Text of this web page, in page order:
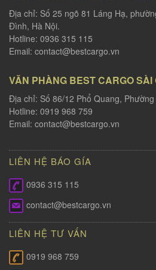
Địa chỉ: Số 25 ngõ 81 Láng Hạ,
Đình, Hà Nội.
Hotline: 0936 315 115
Email: contact@bestcargo.vn
VĂN PHÀNG BEST CARGO SÀI
Địa chỉ: Số 86/12 Phổ Quang,
Hotline: 0919 968 759
Email: contact@bestcargo.vn
LIÊN HỆ BÁO GÍA
0936 315 115
contact@bestcargo.vn
LIÊN HỆ TƯ VẤN
0919 968 759